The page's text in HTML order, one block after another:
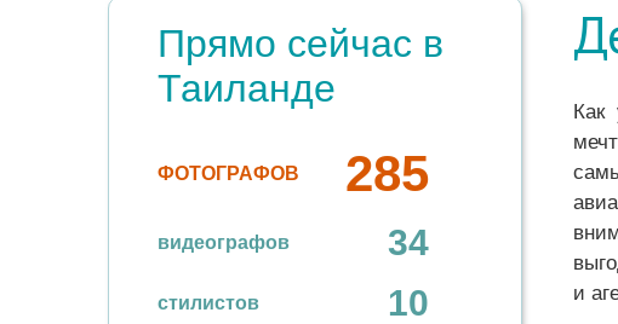
Прямо сейчас в
Таиланде
ФОТОГРАФОВ 285
видеографов 34
стилистов 10
Как
и